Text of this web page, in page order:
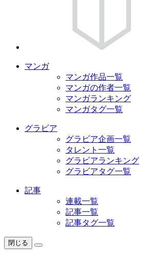
マンガ
マンガ作品一覧
マンガの作者一覧
マンガランキング
マンガタグ一覧
グラビア
グラビア企画一覧
タレント一覧
グラビアランキング
グラビアタグ一覧
記事
連載一覧
記事一覧
記事タグ一覧
閉じる